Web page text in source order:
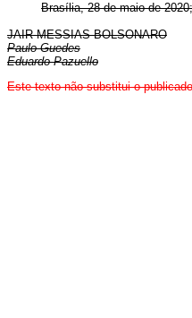
Brasília, 28 de maio de
JAIR MESSIAS BOLSONARO
Paulo Guedes
Eduardo Pazuello
Este texto não substitui o